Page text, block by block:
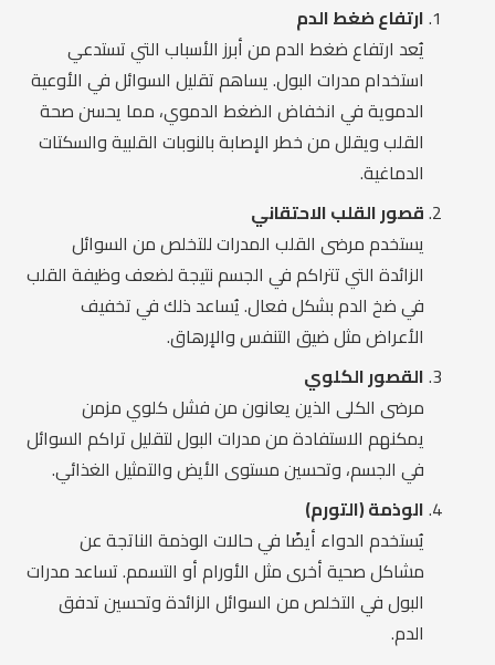
ارتفاع ضغط الدم
يُعد ارتفاع ضغط الدم من أبرز الأسباب التي تستدعي
استخدام مدرات البول. يساهم تقليل السوائل في الأوعية
الدموية في انخفاض الضغط الدموي، مما يحسن صحة
القلب ويقلل من خطر الإصابة بالنوبات القلبية والسكتات
الدماغية.
قصور القلب الاحتقاني
يستخدم مرضى القلب المدرات للتخلص من السوائل
الزائدة التي تتراكم في الجسم نتيجة لضعف وظيفة القلب
في ضخ الدم بشكل فعال. يُساعد ذلك في تخفيف
الأعراض مثل ضيق التنفس والإرهاق.
القصور الكلوي
مرضى الكلى الذين يعانون من فشل كلوي مزمن
يمكنهم الاستفادة من مدرات البول لتقليل تراكم السوائل
في الجسم، وتحسين مستوى الأيض والتمثيل الغذائي.
الوذمة (التورم)
يُستخدم الدواء أيضًا في حالات الوذمة الناتجة عن
مشاكل صحية أخرى مثل الأورام أو التسمم. تساعد مدرات
البول في التخلص من السوائل الزائدة وتحسين تدفق
الدم.